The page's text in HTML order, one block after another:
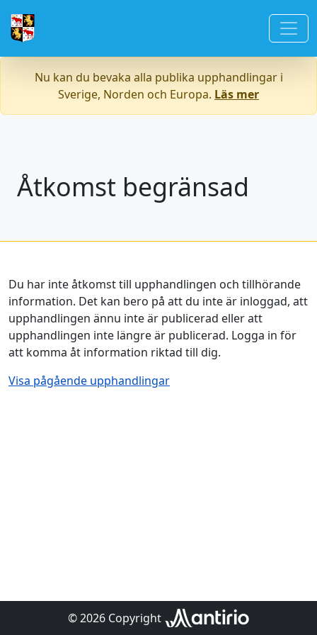
Nu kan du bevaka alla publika upphandlingar i
Sverige, Norden och Europa. Läs mer
Åtkomst begränsad
Du har inte åtkomst till upphandlingen och tillhörande
information. Det kan bero på att du inte är inloggad, att
upphandlingen ännu inte är publicerad eller att
upphandlingen inte längre är publicerad. Logga in för
att komma åt information riktad till dig.
Visa pågående upphandlingar
© 2026 Copyright